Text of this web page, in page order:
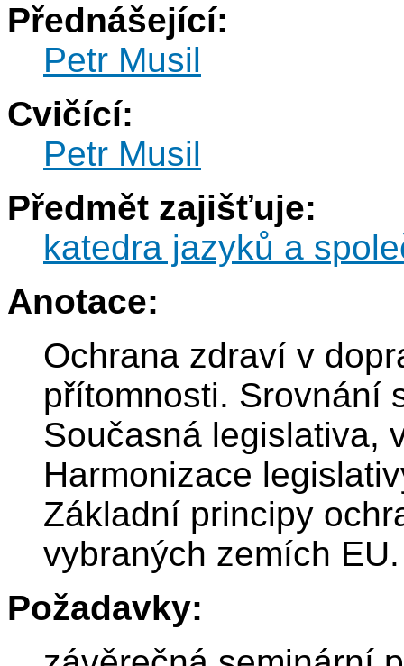
Přednášející:
Petr Musil
Cvičící:
Petr Musil
Předmět zajišťuje:
katedra jazyků a
Anotace:
Ochrana zdraví v
přítomnosti. Srovnání
Současná legislativa,
Harmonizace
Základní principy
vybraných zemích EU.
Požadavky: